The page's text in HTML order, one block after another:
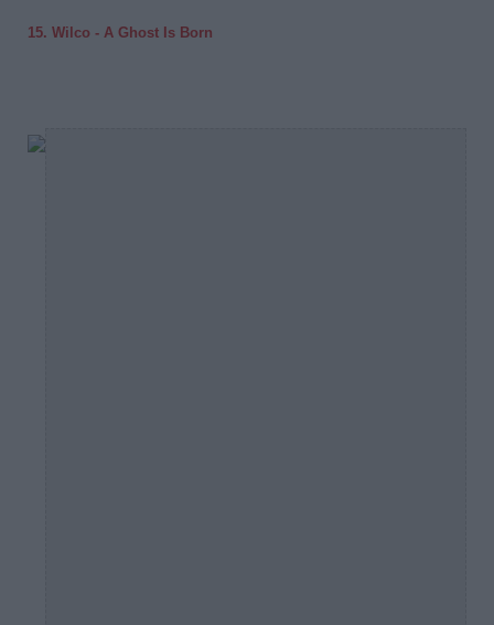
15. Wilco - A Ghost Is Born